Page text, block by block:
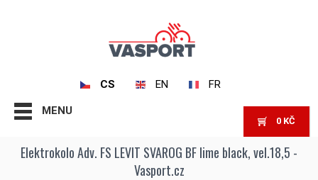
CS EN FR
MENU
0 KČ
Elektrokolo Adv. FS LEVIT SVAROG BF lime black, vel.18,5 -
Vasport.cz